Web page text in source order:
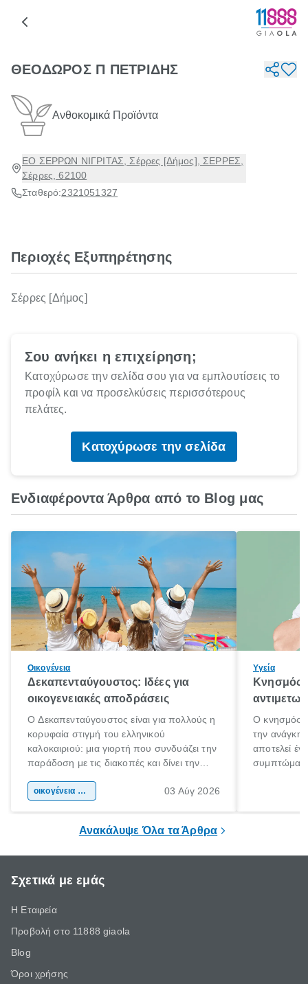
ΘΕΟΔΩΡΟΣ Π ΠΕΤΡΙΔΗΣ
Ανθοκομικά Προϊόντα
ΕΟ ΣΕΡΡΩΝ ΝΙΓΡΙΤΑΣ, Σέρρες [Δήμος], ΣΕΡΡΕΣ,
Σέρρες, 62100
Σταθερό:2321051327
Περιοχές Εξυπηρέτησης
Σέρρες [Δήμος]
Σου ανήκει η επιχείρηση;
Κατοχύρωσε την σελίδα σου για να εμπλουτίσεις το
προφίλ και να προσελκύσεις περισσότερους
πελάτες.
Κατοχύρωσε την σελίδα
Ενδιαφέροντα Άρθρα από το Blog μας
Οικογένεια
Δεκαπενταύγουστος: Ιδέες για
οικογενειακές αποδράσεις
Ο Δεκαπενταύγουστος είναι για πολλούς η
κορυφαία στιγμή του ελληνικού
καλοκαιριού: μια γιορτή που συνδυάζει την
παράδοση με τις διακοπές και δίνει την
χώρας. Είτε πρόκειται για λίγες μέρες
οικογένεια & παιδί 03 Αύγ 2026
Υγεία
Κνησμός:
Ο κνησμός
την ανάγκη
αποτελεί
Ανακάλυψε Όλα τα Άρθρα
Σχετικά με εμάς
Η Εταιρεία
Προβολή στο 11888 giaola
Blog
Όροι χρήσης